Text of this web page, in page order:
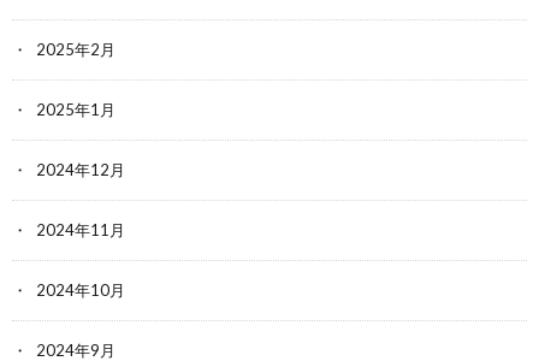
2025年2月
2025年1月
2024年12月
2024年11月
2024年10月
2024年9月